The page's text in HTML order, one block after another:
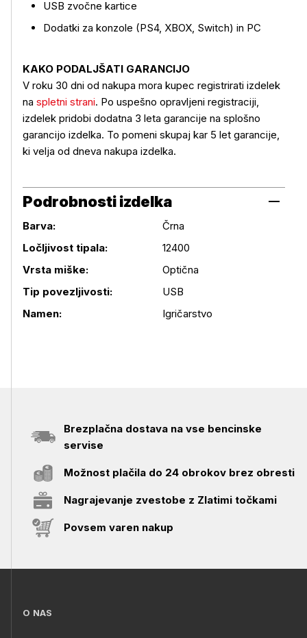
USB zvočne kartice
Dodatki za konzole (PS4, XBOX, Switch) in PC
KAKO PODALJŠATI GARANCIJO
V roku 30 dni od nakupa mora kupec registrirati izdelek
na spletni strani. Po uspešno opravljeni registraciji,
izdelek pridobi dodatna 3 leta garancije na splošno
garancijo izdelka. To pomeni skupaj kar 5 let garancije,
ki velja od dneva nakupa izdelka.
Podrobnosti izdelka
Podrobnosti izdelka
Barva:
Črna
Ločljivost tipala:
12400
Vrsta miške:
Optična
Tip povezljivosti:
USB
Namen:
Igričarstvo
Brezplačna dostava na vse bencinske
servise
Možnost plačila do 24 obrokov brez obresti
Nagrajevanje zvestobe z Zlatimi točkami
Povsem varen nakup
O NAS